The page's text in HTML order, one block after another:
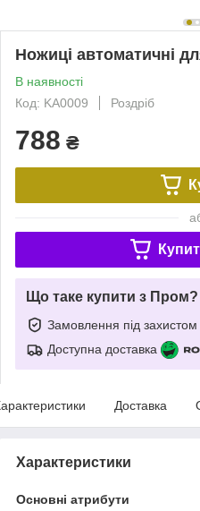
Ножиці автоматичні
В наявності
Код: KA0009
Роздріб
788 ₴
Що таке купити з Пром?
Замовлення під захистом
Доступна доставка
Доставка
Характеристики
Основні атрибути